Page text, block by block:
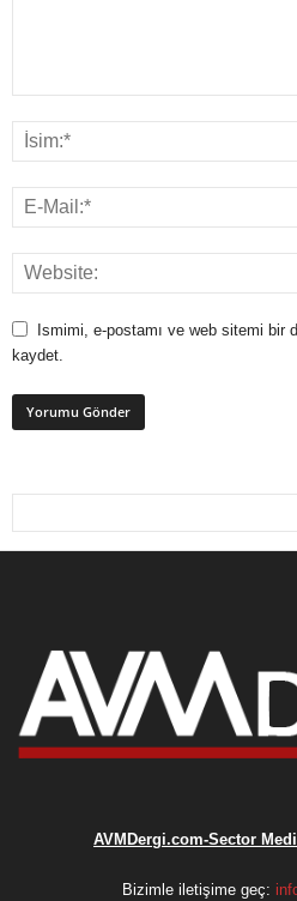
Ismimi, e-postamı ve web sitemi bir
kaydet.
AVMDergi.com-Sector
Bizimle iletişime geç: